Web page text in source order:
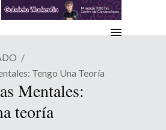
Tengo Una Teoría
Mentales:
teoría